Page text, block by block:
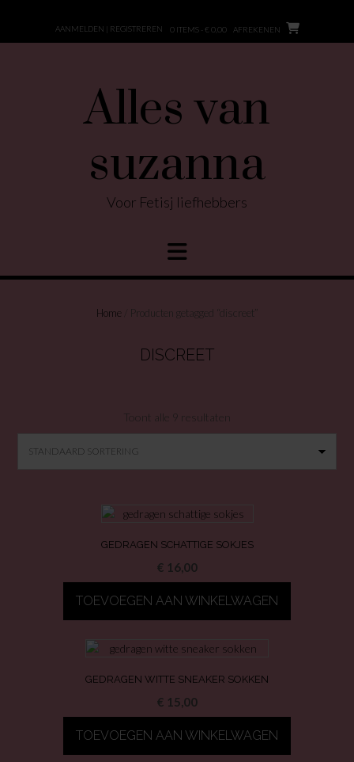
de
AANMELDEN | REGISTREREN 0 ITEMS - € 0,00 AFREKENEN
Alles van
suzanna
Voor Fetisj liefhebbers
Home / Producten getagged “discreet”
DISCREET
Toont alle 9 resultaten
GEDRAGEN SCHATTIGE SOKJES
€ 16,00
TOEVOEGEN AAN WINKELWAGEN
GEDRAGEN WITTE SNEAKER SOKKEN
€ 15,00
TOEVOEGEN AAN WINKELWAGEN